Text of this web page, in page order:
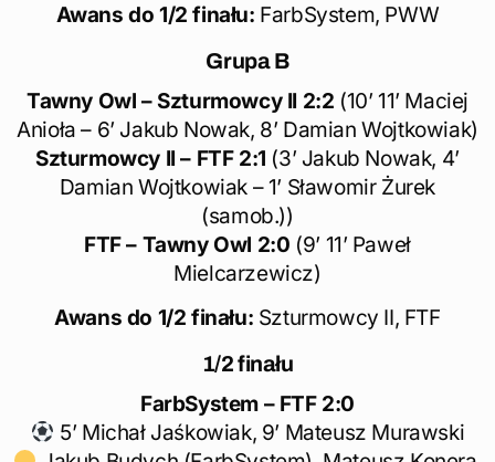
Awans do 1/2 finału: FarbSystem, PWW
GrupaB
Tawny Owl – Szturmowcy II 2:2 (10’ 11’ Maciej
Anioła – 6’ Jakub Nowak, 8’ Damian Wojtkowiak)
Szturmowcy II – FTF 2:1 (3’ Jakub Nowak, 4’
Damian Wojtkowiak – 1’ Sławomir Żurek
(samob.))
FTF – Tawny Owl 2:0 (9’ 11’ Paweł
Mielcarzewicz)
Awans do 1/2 finału: Szturmowcy II, FTF
1/2 finału
FarbSystem – FTF 2:0
5’ Michał Jaśkowiak, 9’ Mateusz Murawski